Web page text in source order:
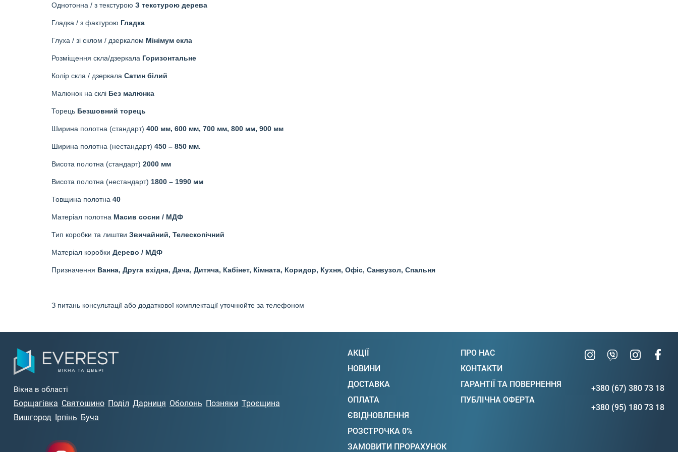
Однотонна / з текстурою З текстурою дерева
Гладка / з фактурою Гладка
Глуха / зі склом / дзеркалом Мінімум скла
Розміщення скла/дзеркала Горизонтальне
Колір скла / дзеркала Сатин білий
Малюнок на склі Без малюнка
Торець Безшовний торець
Ширина полотна (стандарт) 400 мм, 600 мм, 700 мм, 800 мм, 900 мм
Ширина полотна (нестандарт) 450 – 850 мм.
Висота полотна (стандарт) 2000 мм
Висота полотна (нестандарт) 1800 – 1990 мм
Товщина полотна 40
Матеріал полотна Масив сосни / МДФ
Тип коробки та лиштви Звичайний, Телескопічний
Матеріал коробки Дерево / МДФ
Призначення Ванна, Друга вхідна, Дача, Дитяча, Кабінет, Кімната, Коридор, Кухня, Офіс, Санвузол, Спальня
З питань консультації або додаткової комплектації уточнюйте за телефоном
Вікна в області
Борщагівка Святошино Поділ Дарниця Оболонь Позняки Троєщина
Вишгород Ірпінь Буча
АКЦІЇ
НОВИНИ
ДОСТАВКА
ОПЛАТА
ЄВІДНОВЛЕННЯ
РОЗСТРОЧКА 0%
ЗАМОВИТИ ПРОРАХУНОК
ПРО НАС
КОНТАКТИ
ГАРАНТІЇ ТА ПОВЕРНЕННЯ
ПУБЛІЧНА ОФЕРТА
+380 (67) 380 73 18
+380 (95) 180 73 18